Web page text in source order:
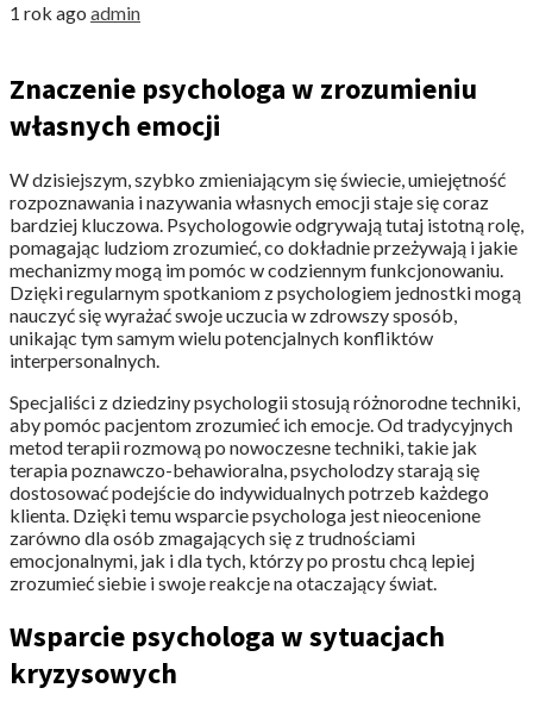
1 rok ago admin
Znaczenie psychologa w zrozumieniu
własnych emocji
W dzisiejszym, szybko zmieniającym się świecie, umiejętność
rozpoznawania i nazywania własnych emocji staje się coraz
bardziej kluczowa. Psychologowie odgrywają tutaj istotną rolę,
pomagając ludziom zrozumieć, co dokładnie przeżywają i jakie
mechanizmy mogą im pomóc w codziennym funkcjonowaniu.
Dzięki regularnym spotkaniom z psychologiem jednostki mogą
nauczyć się wyrażać swoje uczucia w zdrowszy sposób,
unikając tym samym wielu potencjalnych konfliktów
interpersonalnych.
Specjaliści z dziedziny psychologii stosują różnorodne techniki,
aby pomóc pacjentom zrozumieć ich emocje. Od tradycyjnych
metod terapii rozmową po nowoczesne techniki, takie jak
terapia poznawczo-behawioralna, psycholodzy starają się
dostosować podejście do indywidualnych potrzeb każdego
klienta. Dzięki temu wsparcie psychologa jest nieocenione
zarówno dla osób zmagających się z trudnościami
emocjonalnymi, jak i dla tych, którzy po prostu chcą lepiej
zrozumieć siebie i swoje reakcje na otaczający świat.
Wsparcie psychologa w sytuacjach
kryzysowych